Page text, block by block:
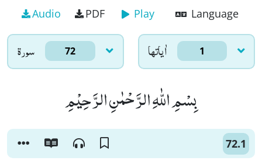
Audio PDF Play Language
سورۃ 72 اٰياتها 1
بِسْمِ اللّٰهِ الرَّحْمٰنِ الرَّحِیْمِ
72.1